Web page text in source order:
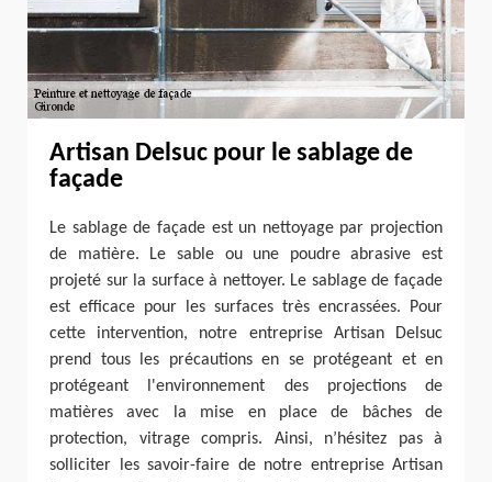
Artisan Delsuc pour le sablage de
façade
Le sablage de façade est un nettoyage par projection
de matière. Le sable ou une poudre abrasive est
projeté sur la surface à nettoyer. Le sablage de façade
est efficace pour les surfaces très encrassées. Pour
cette intervention, notre entreprise Artisan Delsuc
prend tous les précautions en se protégeant et en
protégeant l'environnement des projections de
matières avec la mise en place de bâches de
protection, vitrage compris. Ainsi, n’hésitez pas à
solliciter les savoir-faire de notre entreprise Artisan